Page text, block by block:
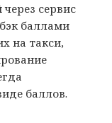
сервис
баллами
на такси,
баллов.